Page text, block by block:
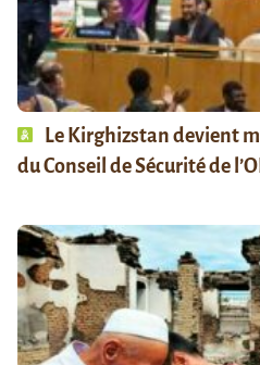
Le Kirghizstan devient
du Conseil de Sécurité de